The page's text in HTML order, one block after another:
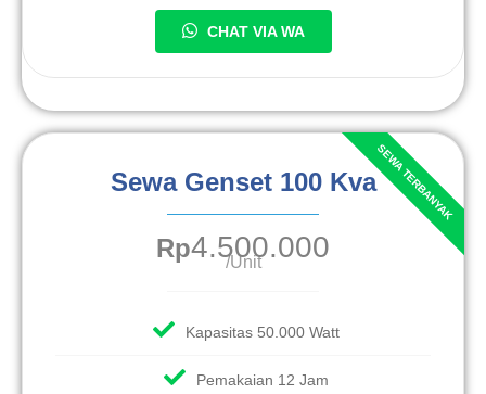
CHAT VIA WA
Sewa Genset 100 Kva
Rp4.500.000
/Unit
Kapasitas 50.000 Watt
Pemakaian 12 Jam